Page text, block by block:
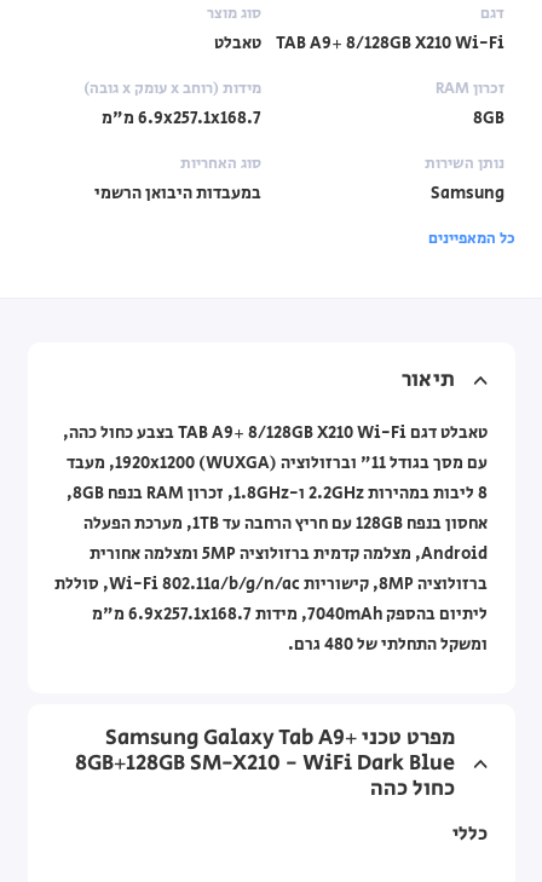
דגם
TAB A9+ 8/128GB X210 Wi-Fi
סוג מוצר
טאבלט
זכרון RAM
8GB
מידות (רוחב x עומק x גובה)
‎6.9x257.1x168.7‎ מ"מ
נותן השירות
Samsung
סוג האחריות
במעבדות היבואן הרשמי
כל המאפיינים
תיאור
טאבלט דגם TAB A9+ 8/128GB X210 Wi-Fi בצבע כחול כהה,
עם מסך בגודל 11" וברזולוציה ‎1920x1200 (WUXGA), מעבד
8 ליבות במהירות ‎2.2GHz ו-1.8GHz, זכרון RAM בנפח 8GB,
אחסון בנפח 128GB עם חריץ הרחבה עד 1TB, מערכת הפעלה
Android, מצלמה קדמית ברזולוציה 5MP ומצלמה אחורית
ברזולוציה 8MP, קישוריות Wi-Fi 802.11a/b/g/n/ac, סוללת
ליתיום בהספק 7040mAh, מידות ‎6.9x257.1x168.7‎ מ"מ
ומשקל התחלתי של 480 גרם.
מפרט טכני Samsung Galaxy Tab A9+
8GB+128GB SM-X210 - WiFi Dark Blue
כחול כהה
כללי